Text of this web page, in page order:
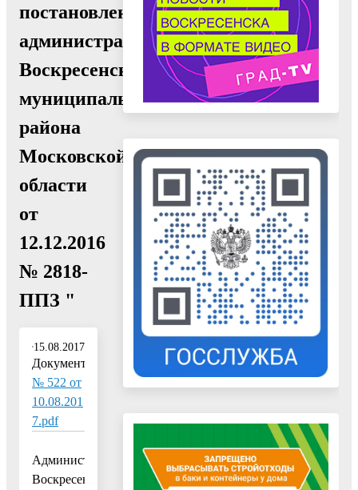
постановлением
администрации
Воскресенского
муниципального
района
Московской
области
от
12.12.2016
№ 2818-
ППЗ "
15.08.2017
Документ:
№ 522 от
10.08.201
7.pdf
Администрация
Воскресенского